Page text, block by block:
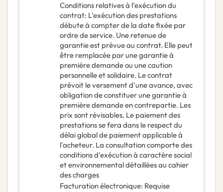
Conditions relatives à l’exécution du
contrat: L'exécution des prestations
débute à compter de la date fixée par
ordre de service. Une retenue de
garantie est prévue au contrat. Elle peut
être remplacée par une garantie à
première demande ou une caution
personnelle et solidaire. Le contrat
prévoit le versement d'une avance, avec
obligation de constituer une garantie à
première demande en contrepartie. Les
prix sont révisables. Le paiement des
prestations se fera dans le respect du
délai global de paiement applicable à
l'acheteur. La consultation comporte des
conditions d'exécution à caractère social
et environnemental détaillées au cahier
des charges
Facturation électronique: Requise